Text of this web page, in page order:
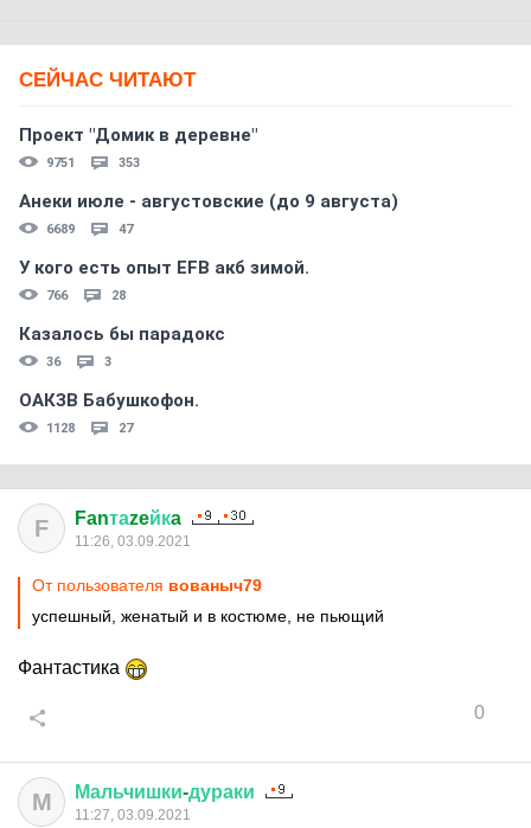
СЕЙЧАС ЧИТАЮТ
Проект "Домик в деревне"
9751 353
Анеки июле - августовские (до 9 августа)
6689 47
У кого есть опыт EFB акб зимой.
766 28
Казалось бы парадокс
36 3
ОАКЗВ Бабушкофон.
1128 27
F Fanтаzeйкa
11:26, 03.09.2021
От пользователя вованыч79
успешный, женатый и в костюме, не пьющий
Фантастика
0
М Мальчишки-дураки
11:27, 03.09.2021